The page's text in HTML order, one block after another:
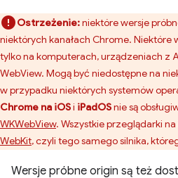
Ostrzeżenie:niektóre wersje
niektórych kanałach Chrome. Niektóre
tylko na komputerach, urządzeniach z
WebView. Mogą być niedostępne na
w przypadku niektórych systemów
Chrome na iOSi iPadOSnie są
WKWebView. Wszystkie przeglądarki na
WebKit, czyli tego samego silnika,
Wersje próbne origin są też